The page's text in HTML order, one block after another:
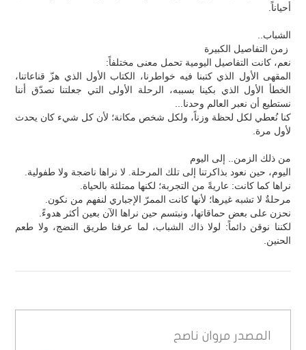
أحياناً.
الشباب..
زمن التفاصيل الكبيرة
نعم، كانت التفاصيل اليومية تحمل معنى مختلفاً:
المقهى الأول الذي كتبنا فيه خواطرنا، الكتاب الأول الذي هزّ قناعاتنا،
الخطأ الأول الذي بكينا بسببه، الرحلة الأولى التي جعلتنا نصدّق أننا
نستطيع أن نعبر العالم وحدنا...
كنا نُعطي لكل لحظة وزناً، ولكل شخص مكانة؛ لأن كل شيء كان يحدث
لأول مرة.
من ذلك الزمن.. إلى اليوم
اليوم، حين نعود بذاكرتنا إلى تلك المرحلة. لا نراها ناضجة ولا طفولية.
نراها كما كانت: عاريةً من التجربة؛ لكنها ممتلئة بالحياة.
مرحلةٌ لا تشبه غيرها؛ لأنها كانت الممرّ الإجباري لنفهم من نكون.
نحزن على بعض حماقاتها، ونبتسم حين نراها الآن بعين أكثر هدوءً.
لكننا نوقن دائماً: لولا ذاك الشباب، لما عرفنا طريق النضج، ولا طعم
الحنين.
المصدر مروان ناصح